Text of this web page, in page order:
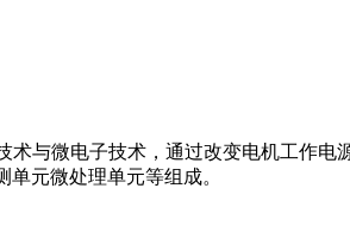
术与微电子技术，通过改变电机工作
元微处理单元等组成。